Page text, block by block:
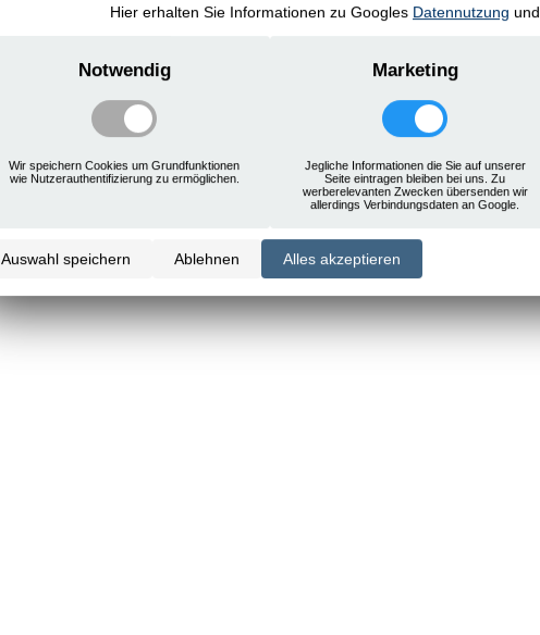
Hier erhalten Sie Informationen zu Googles Datennutzung und
Notwendig
Wir speichern Cookies um Grundfunktionen
wie Nutzerauthentifizierung zu ermöglichen.
Marketing
Jegliche Informationen die Sie auf unserer
Seite eintragen bleiben bei uns. Zu
werberelevanten Zwecken übersenden wir
allerdings Verbindungsdaten an Google.
Auswahl speichern Ablehnen Alles akzeptieren